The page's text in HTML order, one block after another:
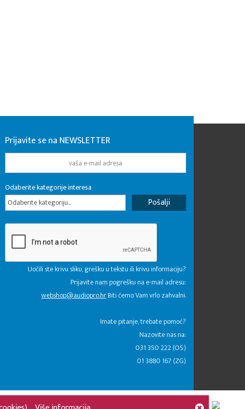
Prijavite se na NEWSLETTER
Odaberite kategorije interesa
Odaberite kategoriju...
Uočili ste krivu sliku, grešku u tekstu ili krivu informaciju?
Prijavite nam pogrešku na e-mail adresu:
webshop@audiopro.hrBiti ćemo Vam vrlo zahvalni.
​Imate pitanje, trebate pomoć?
Nazovite nas na:
031 350 222 (OS)
01 3880 167 (ZG)